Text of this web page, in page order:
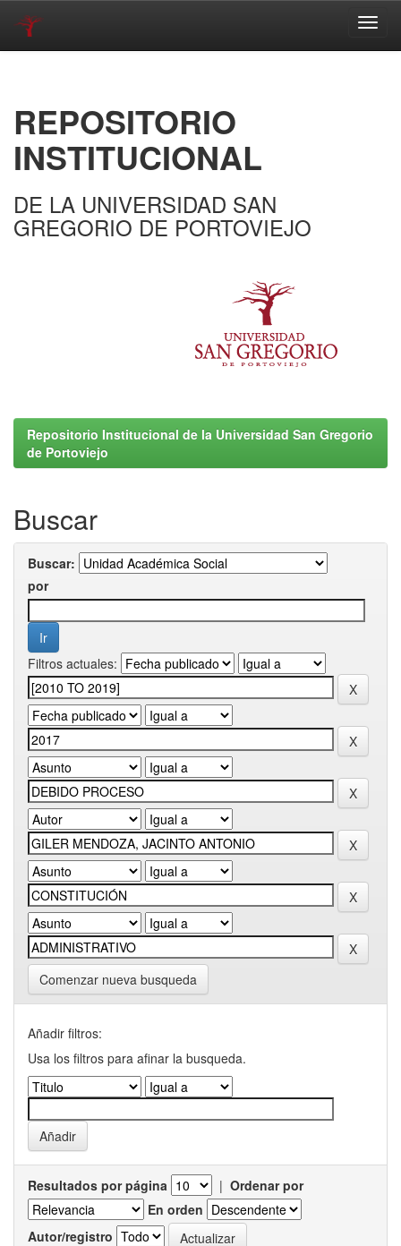
REPOSITORIO
INSTITUCIONAL
DE LA UNIVERSIDAD SAN
GREGORIO DE PORTOVIEJO
Repositorio Institucional de la Universidad San Gregorio
de Portoviejo
Buscar
Buscar:
por
Filtros actuales:
Comenzar nueva busqueda
Añadir filtros:
Usa los filtros para afinar la busqueda.
Resultados por página | Ordenar por
En orden
Autor/registro